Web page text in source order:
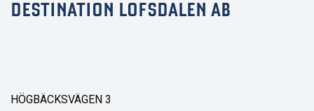
DESTINATION LOFSDALEN AB
HÖGBÄCKSVÄGEN 3